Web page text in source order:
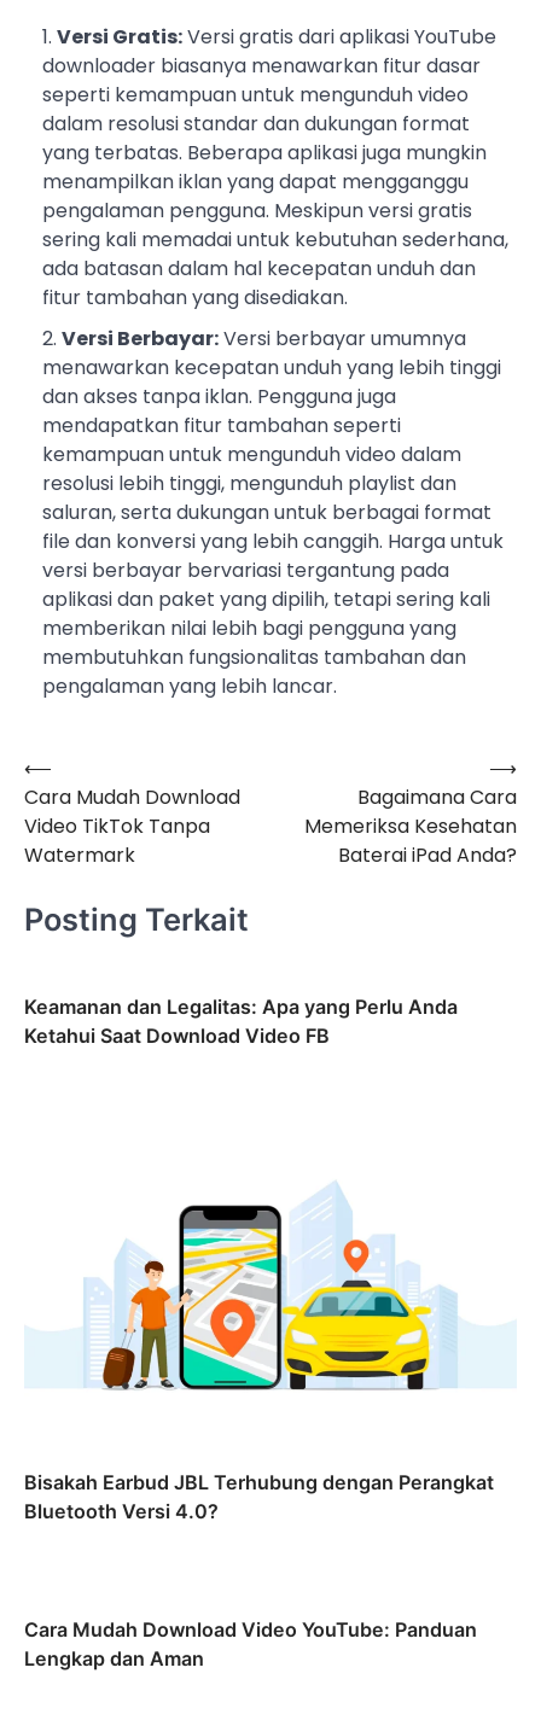
Versi Gratis:Versi gratis dari aplikasi YouTube
downloader biasanya menawarkan fitur dasar
seperti kemampuan untuk mengunduh video
dalam resolusi standar dan dukungan format
yang terbatas. Beberapa aplikasi juga mungkin
menampilkan iklan yang dapat mengganggu
pengalaman pengguna. Meskipun versi gratis
sering kali memadai untuk kebutuhan sederhana,
ada batasan dalam hal kecepatan unduh dan
fitur tambahan yang disediakan.
Versi Berbayar:Versi berbayar umumnya
menawarkan kecepatan unduh yang lebih tinggi
dan akses tanpa iklan. Pengguna juga
mendapatkan fitur tambahan seperti
kemampuan untuk mengunduh video dalam
resolusi lebih tinggi, mengunduh playlist dan
saluran, serta dukungan untuk berbagai format
file dan konversi yang lebih canggih. Harga untuk
versi berbayar bervariasi tergantung pada
aplikasi dan paket yang dipilih, tetapi sering kali
memberikan nilai lebih bagi pengguna yang
membutuhkan fungsionalitas tambahan dan
pengalaman yang lebih lancar.
Navigasi
pos
⟵
Cara Mudah Download
Video TikTok Tanpa
Watermark
Bagaimana Cara
Memeriksa Kesehatan
Baterai iPad Anda?
⟶
Posting Terkait
Keamanan dan Legalitas: Apa yang Perlu Anda
Ketahui Saat Download Video FB
Bisakah Earbud JBL Terhubung dengan Perangkat
Bluetooth Versi 4.0?
Cara Mudah Download Video YouTube: Panduan
Lengkap dan Aman